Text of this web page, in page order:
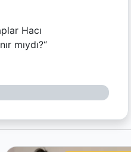
Hacı
mıydı?“